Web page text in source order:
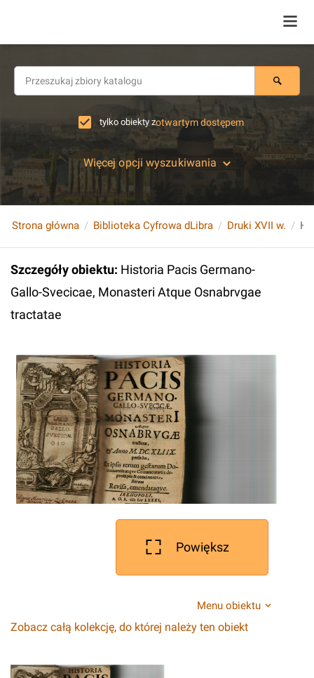
tylko obiekty zotwartym dostępem
Więcej opcji wyszukiwania
Strona główna Biblioteka Cyfrowa dLibra Druki XVII w.
Szczegóły obiektu: Historia Pacis Germano-
Gallo-Svecicae, Monasteri Atque Osnabrvgae
tractatae
Powiększ
Menu obiektu
Zobacz całą kolekcję, do której należy ten obiekt